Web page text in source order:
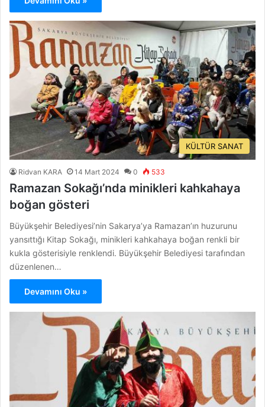
KÜLTÜR SANAT
Ridvan KARA 14 Mart 2024 0 533
Ramazan Sokağı’nda minikleri kahkahaya
boğan gösteri
Büyükşehir Belediyesi’nin Sakarya’ya Ramazan’ın huzurunu
yansıttığı Kitap Sokağı, minikleri kahkahaya boğan renkli bir
kukla gösterisiyle renklendi. Büyükşehir Belediyesi tarafından
düzenlenen…
Devamını Oku »